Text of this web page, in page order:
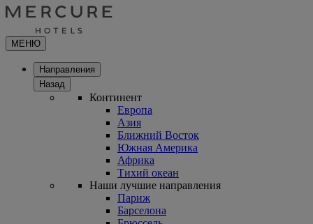
МЕНЮ
Направления
Назад
Континент
Европа
Азия
Ближний Восток
Южная Америка
Африка
Тихий океан
Наши лучшие направления
Париж
Барселона